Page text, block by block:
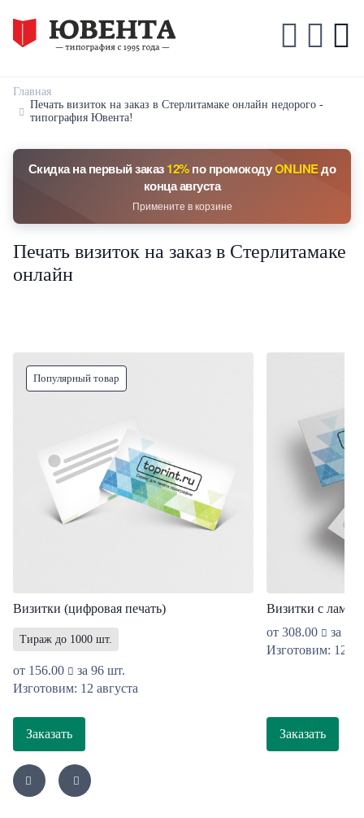
Главная
Печать визиток на заказ в Стерлитамаке онлайн недорого -
типография Ювента!
Скидка на первый заказ12%по промокодуONLINEдо
конца августа
Примените в корзине
Печать визиток на заказ в Стерлитамаке
онлайн
Популярный товар
Визитки (цифровая печать)
Тираж до 1000 шт.
от 156.00
за 96 шт.
Изготовим: 12 августа
Заказать
Визитки с
от 308.00
за 96
Изготовим: 12
Заказать